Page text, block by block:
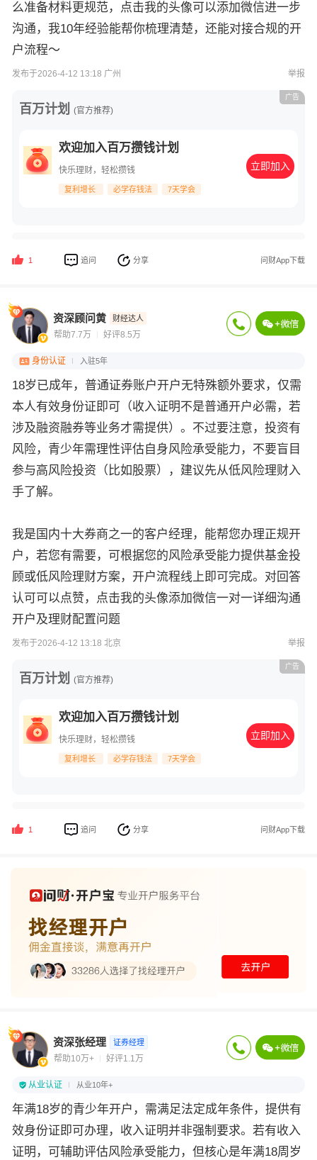
么准备材料更规范，点击我的头像可以添加微信进一步
沟通，我10年经验能帮你梳理清楚，还能对接合规的开
户流程～
发布于2026-4-12 13:18 广州 举报
百万计划 (官方推荐)
欢迎加入百万攒钱计划
快乐理财，轻松攒钱
复利增长 必学存钱法 7天学会
立即加入
广告
1 追问 分享 问财App下载
资深顾问黄 财经达人
帮助7.7万 好评8.5万
身份认证 入驻5年
18岁已成年，普通证券账户开户无特殊额外要求，仅需
本人有效身份证即可（收入证明不是普通开户必需，若
涉及融资融券等业务才需提供）。不过要注意，投资有
风险，青少年需理性评估自身风险承受能力，不要盲目
参与高风险投资（比如股票），建议先从低风险理财入
手了解。
我是国内十大券商之一的客户经理，能帮您办理正规开
户，若您有需要，可根据您的风险承受能力提供基金投
顾或低风险理财方案，开户流程线上即可完成。对回答
认可可以点赞，点击我的头像添加微信一对一详细沟通
开户及理财配置问题
发布于2026-4-12 13:18 北京 举报
百万计划 (官方推荐)
欢迎加入百万攒钱计划
快乐理财，轻松攒钱
复利增长 必学存钱法 7天学会
立即加入
广告
1 追问 分享 问财App下载
资深张经理 证券经理
帮助10万+ 好评1.1万
从业认证 从业10年+
年满18岁的青少年开户，需满足法定成年条件，提供有
效身份证即可办理，收入证明并非强制要求。若有收入
证明，可辅助评估风险承受能力，但核心是年满18周岁